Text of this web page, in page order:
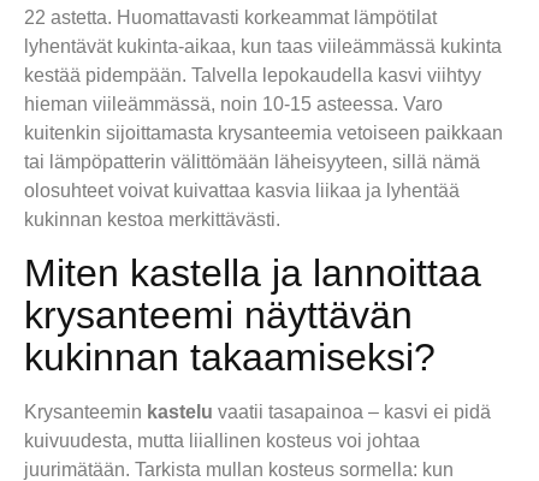
22 astetta. Huomattavasti korkeammat lämpötilat
lyhentävät kukinta-aikaa, kun taas viileämmässä kukinta
kestää pidempään. Talvella lepokaudella kasvi viihtyy
hieman viileämmässä, noin 10-15 asteessa. Varo
kuitenkin sijoittamasta krysanteemia vetoiseen paikkaan
tai lämpöpatterin välittömään läheisyyteen, sillä nämä
olosuhteet voivat kuivattaa kasvia liikaa ja lyhentää
kukinnan kestoa merkittävästi.
Miten kastella ja lannoittaa
krysanteemi näyttävän
kukinnan takaamiseksi?
Krysanteemin kastelu vaatii tasapainoa – kasvi ei pidä
kuivuudesta, mutta liiallinen kosteus voi johtaa
juurimätään. Tarkista mullan kosteus sormella: kun